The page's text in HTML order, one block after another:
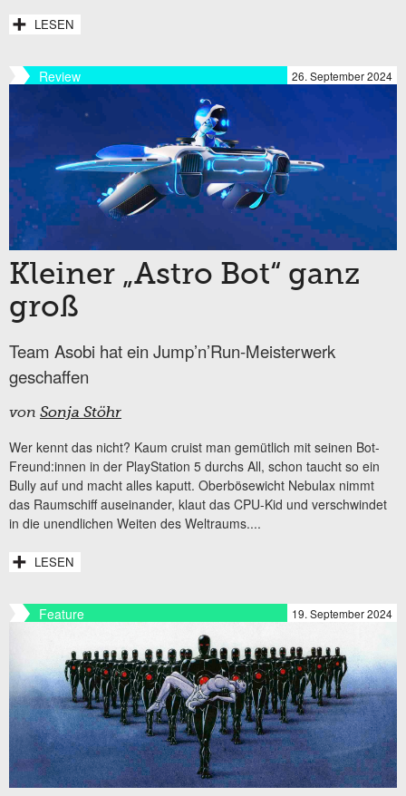
LESEN
Review 26. September 2024
Kleiner „Astro Bot“ ganz
groß
Team Asobi hat ein Jump’n’Run-Meisterwerk
geschaffen
von Sonja Stöhr
Wer kennt das nicht? Kaum cruist man gemütlich mit seinen Bot-
Freund:innen in der PlayStation 5 durchs All, schon taucht so ein
Bully auf und macht alles kaputt. Oberbösewicht Nebulax nimmt
das Raumschiff auseinander, klaut das CPU-Kid und verschwindet
in die unendlichen Weiten des Weltraums....
LESEN
Feature 19. September 2024